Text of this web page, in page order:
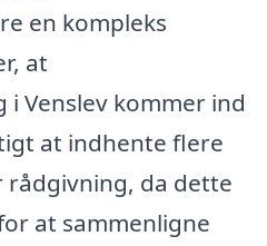
en kompleks
at
Venslev kommer ind
at indhente flere
da dette
at sammenligne